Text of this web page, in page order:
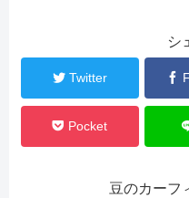
シ
Twitter
Pocket
豆のカーフ